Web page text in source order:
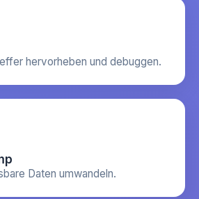
hervorheben und debuggen.
Daten umwandeln.